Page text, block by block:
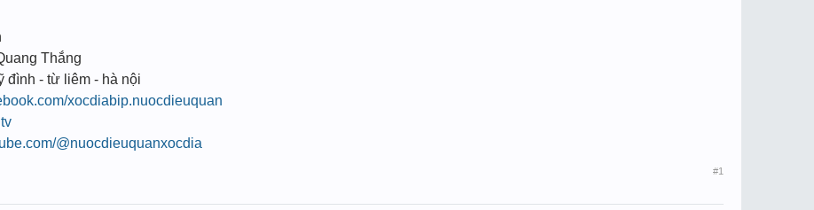
Thắng
đình - từ liêm - hà nội
xocdiabip.nuocdieuquan
@nuocdieuquanxocdia
#1